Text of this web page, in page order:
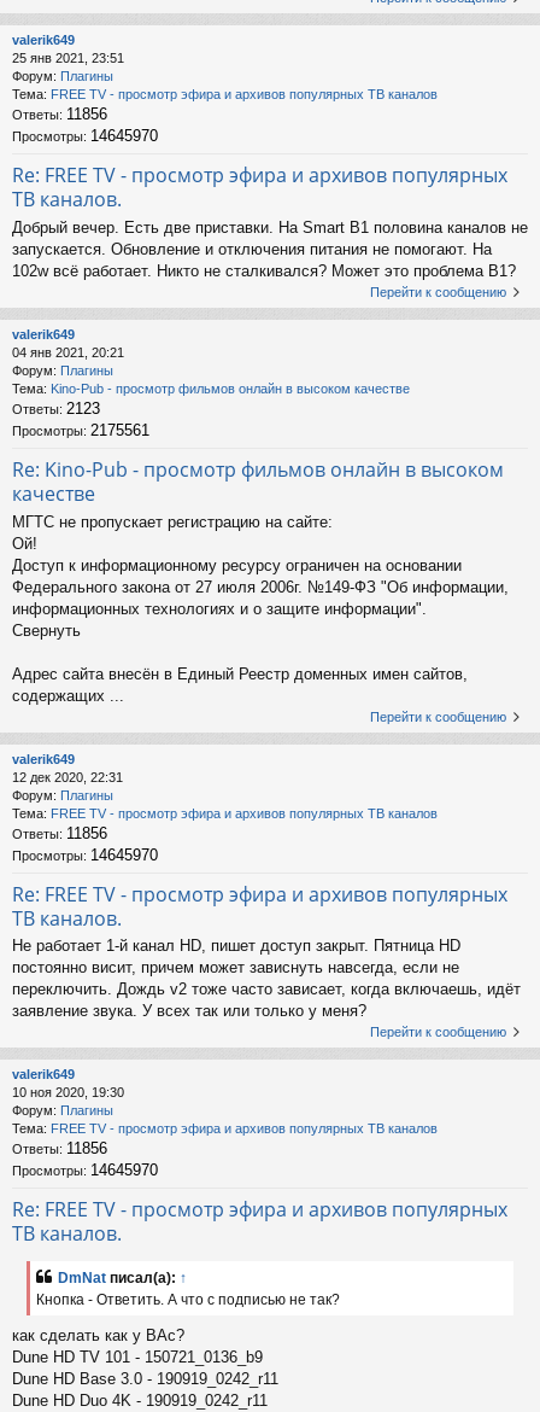
valerik649
25 янв 2021, 23:51
Форум: Плагины
Тема: FREE TV - просмотр эфира и архивов популярных ТВ каналов
Ответы: 11856
Просмотры: 14645970
Re: FREE TV - просмотр эфира и архивов популярных
ТВ каналов.
Добрый вечер. Есть две приставки. На Smart B1 половина каналов не
запускается. Обновление и отключения питания не помогают. На
102w всё работает. Никто не сталкивался? Может это проблема В1?
Перейти к сообщению
valerik649
04 янв 2021, 20:21
Форум: Плагины
Тема: Kino-Pub - просмотр фильмов онлайн в высоком качестве
Ответы: 2123
Просмотры: 2175561
Re: Kino-Pub - просмотр фильмов онлайн в высоком
качестве
МГТС не пропускает регистрацию на сайте:
Ой!
Доступ к информационному ресурсу ограничен на основании
Федерального закона от 27 июля 2006г. №149-ФЗ "Об информации,
информационных технологиях и о защите информации".
Свернуть
Адрес сайта внесён в Единый Реестр доменных имен сайтов,
содержащих ...
Перейти к сообщению
valerik649
12 дек 2020, 22:31
Форум: Плагины
Тема: FREE TV - просмотр эфира и архивов популярных ТВ каналов
Ответы: 11856
Просмотры: 14645970
Re: FREE TV - просмотр эфира и архивов популярных
ТВ каналов.
Не работает 1-й канал HD, пишет доступ закрыт. Пятница HD
постоянно висит, причем может зависнуть навсегда, если не
переключить. Дождь v2 тоже часто зависает, когда включаешь, идёт
заявление звука. У всех так или только у меня?
Перейти к сообщению
valerik649
10 ноя 2020, 19:30
Форум: Плагины
Тема: FREE TV - просмотр эфира и архивов популярных ТВ каналов
Ответы: 11856
Просмотры: 14645970
Re: FREE TV - просмотр эфира и архивов популярных
ТВ каналов.
DmNat писал(а): ↑
Кнопка - Ответить. А что с подписью не так?
как сделать как у ВАс?
Dune HD TV 101 - 150721_0136_b9
Dune HD Base 3.0 - 190919_0242_r11
Dune HD Duo 4K - 190919_0242_r11